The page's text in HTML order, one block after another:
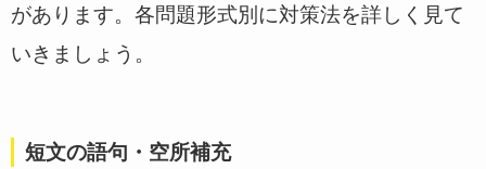
があります。各問題形式別に対策法を詳しく見て
いきましょう。
短文の語句・空所補充